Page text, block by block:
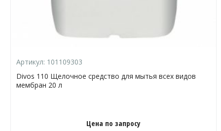
Артикул: 101109303
Divos 110 Щелочное средство для мытья всех видов
мембран 20 л
Цена по запросу